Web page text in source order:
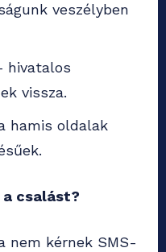
veszélyben
hivatalos
vissza.
hamis oldalak
csalást?
nem kérnek SMS-